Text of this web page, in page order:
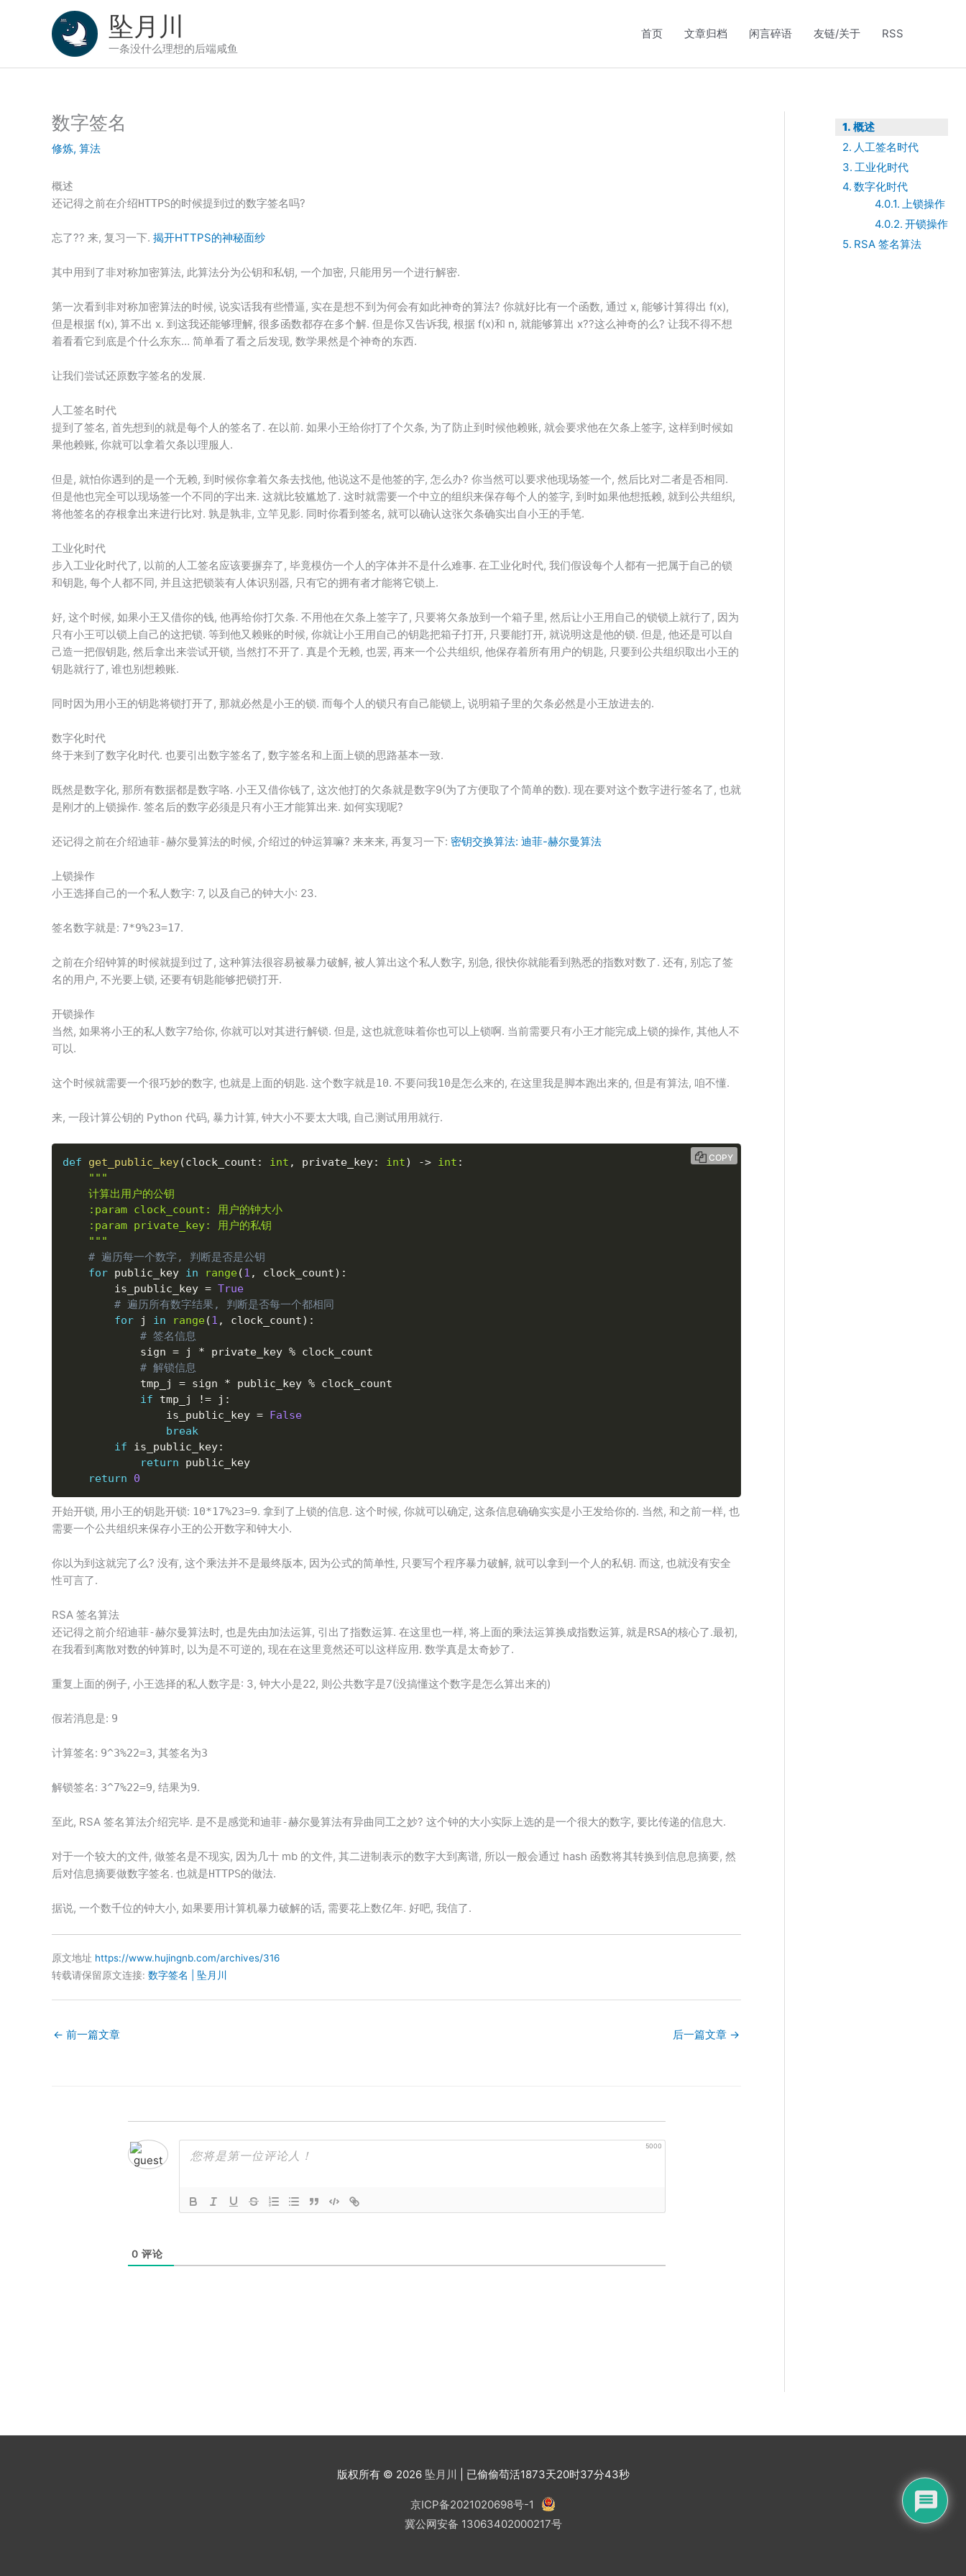
坠月川
一条没什么理想的后端咸鱼
首页 文章归档 闲言碎语 友链/关于 RSS
数字签名
修炼, 算法
概述
还记得之前在介绍HTTPS的时候提到过的数字签名吗?
忘了?? 来, 复习一下. 揭开HTTPS的神秘面纱
其中用到了非对称加密算法, 此算法分为公钥和私钥, 一个加密, 只能用另一个进行解密.
第一次看到非对称加密算法的时候, 说实话我有些懵逼, 实在是想不到为何会有如此神奇的算法? 你就好比有一个函数, 通过 x, 能够计算得出 f(x),
但是根据 f(x), 算不出 x. 到这我还能够理解, 很多函数都存在多个解. 但是你又告诉我, 根据 f(x)和 n, 就能够算出 x??这么神奇的么? 让我不得不想
着看看它到底是个什么东东… 简单看了看之后发现, 数学果然是个神奇的东西.
让我们尝试还原数字签名的发展.
人工签名时代
提到了签名, 首先想到的就是每个人的签名了. 在以前. 如果小王给你打了个欠条, 为了防止到时候他赖账, 就会要求他在欠条上签字, 这样到时候如
果他赖账, 你就可以拿着欠条以理服人.
但是, 就怕你遇到的是一个无赖, 到时候你拿着欠条去找他, 他说这不是他签的字, 怎么办? 你当然可以要求他现场签一个, 然后比对二者是否相同.
但是他也完全可以现场签一个不同的字出来. 这就比较尴尬了. 这时就需要一个中立的组织来保存每个人的签字, 到时如果他想抵赖, 就到公共组织,
将他签名的存根拿出来进行比对. 孰是孰非, 立竿见影. 同时你看到签名, 就可以确认这张欠条确实出自小王的手笔.
工业化时代
步入工业化时代了, 以前的人工签名应该要摒弃了, 毕竟模仿一个人的字体并不是什么难事. 在工业化时代, 我们假设每个人都有一把属于自己的锁
和钥匙, 每个人都不同, 并且这把锁装有人体识别器, 只有它的拥有者才能将它锁上.
好, 这个时候, 如果小王又借你的钱, 他再给你打欠条. 不用他在欠条上签字了, 只要将欠条放到一个箱子里, 然后让小王用自己的锁锁上就行了, 因为
只有小王可以锁上自己的这把锁. 等到他又赖账的时候, 你就让小王用自己的钥匙把箱子打开, 只要能打开, 就说明这是他的锁. 但是, 他还是可以自
己造一把假钥匙, 然后拿出来尝试开锁, 当然打不开了. 真是个无赖, 也罢, 再来一个公共组织, 他保存着所有用户的钥匙, 只要到公共组织取出小王的
钥匙就行了, 谁也别想赖账.
同时因为用小王的钥匙将锁打开了, 那就必然是小王的锁. 而每个人的锁只有自己能锁上, 说明箱子里的欠条必然是小王放进去的.
数字化时代
终于来到了数字化时代. 也要引出数字签名了, 数字签名和上面上锁的思路基本一致.
既然是数字化, 那所有数据都是数字咯. 小王又借你钱了, 这次他打的欠条就是数字9(为了方便取了个简单的数). 现在要对这个数字进行签名了, 也就
是刚才的上锁操作. 签名后的数字必须是只有小王才能算出来. 如何实现呢?
还记得之前在介绍迪菲-赫尔曼算法的时候, 介绍过的钟运算嘛? 来来来, 再复习一下: 密钥交换算法: 迪菲-赫尔曼算法
上锁操作
小王选择自己的一个私人数字: 7, 以及自己的钟大小: 23.
签名数字就是: 7*9%23=17.
之前在介绍钟算的时候就提到过了, 这种算法很容易被暴力破解, 被人算出这个私人数字, 别急, 很快你就能看到熟悉的指数对数了. 还有, 别忘了签
名的用户, 不光要上锁, 还要有钥匙能够把锁打开.
开锁操作
当然, 如果将小王的私人数字7给你, 你就可以对其进行解锁. 但是, 这也就意味着你也可以上锁啊. 当前需要只有小王才能完成上锁的操作, 其他人不
可以.
这个时候就需要一个很巧妙的数字, 也就是上面的钥匙. 这个数字就是10. 不要问我10是怎么来的, 在这里我是脚本跑出来的, 但是有算法, 咱不懂.
来, 一段计算公钥的 Python 代码, 暴力计算, 钟大小不要太大哦, 自己测试用用就行.
def get_public_key(clock_count : int , private_key: int) -> int :
"""
    计算出用户的公钥
    :param clock_count: 用户的钟大小
    :param private_key: 用户的私钥
    """
# 遍历每一个数字, 判断是否是公钥
for public_key in range(1 , clock_count) :
        is_public_key
= True
# 遍历所有数字结果, 判断是否每一个都相同
for j in range(1 , clock_count) :
# 签名信息
            sign
= j * private_key % clock_count
# 解锁信息
            tmp_j
= sign * public_key % clock_count
if tmp_j != j :
                is_public_key
= False
break
if is_public_key:
return public_key
return
0
COPY
开始开锁, 用小王的钥匙开锁: 10*17%23=9. 拿到了上锁的信息. 这个时候, 你就可以确定, 这条信息确确实实是小王发给你的. 当然, 和之前一样, 也
需要一个公共组织来保存小王的公开数字和钟大小.
你以为到这就完了么? 没有, 这个乘法并不是最终版本, 因为公式的简单性, 只要写个程序暴力破解, 就可以拿到一个人的私钥. 而这, 也就没有安全
性可言了.
RSA 签名算法
还记得之前介绍迪菲-赫尔曼算法时, 也是先由加法运算, 引出了指数运算. 在这里也一样, 将上面的乘法运算换成指数运算, 就是RSA的核心了.最初,
在我看到离散对数的钟算时, 以为是不可逆的, 现在在这里竟然还可以这样应用. 数学真是太奇妙了.
重复上面的例子, 小王选择的私人数字是: 3, 钟大小是22, 则公共数字是7(没搞懂这个数字是怎么算出来的)
假若消息是: 9
计算签名: 9^3%22=3, 其签名为3
解锁签名: 3^7%22=9, 结果为9.
至此, RSA 签名算法介绍完毕. 是不是感觉和迪菲-赫尔曼算法有异曲同工之妙? 这个钟的大小实际上选的是一个很大的数字, 要比传递的信息大.
对于一个较大的文件, 做签名是不现实, 因为几十 mb 的文件, 其二进制表示的数字大到离谱, 所以一般会通过 hash 函数将其转换到信息息摘要, 然
后对信息摘要做数字签名. 也就是HTTPS的做法.
据说, 一个数千位的钟大小, 如果要用计算机暴力破解的话, 需要花上数亿年. 好吧, 我信了.
原文地址 https://www.hujingnb.com/archives/316
转载请保留原文连接: 数字签名 | 坠月川
← 前一篇文章 后一篇文章 →
5000
0 评论
概述
人工签名时代
工业化时代
数字化时代
上锁操作
开锁操作
RSA 签名算法
版权所有 © 2026 坠月川 | 已偷偷苟活1873天20时37分44秒
京ICP备2021020698号-1
冀公网安备 13063402000217号